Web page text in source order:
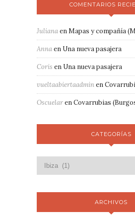
COMENTARIOS
JulianaenMapas y compañía
Annaen Una nueva pasajera
Coris en Una nueva pasajera
vueltaabiertaadminen
OscuelarenCovarrubias
CATEGORÍAS
ARCHIVOS